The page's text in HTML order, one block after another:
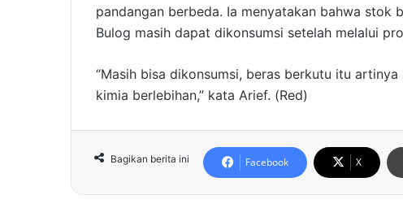
pandangan berbeda. Ia menyatakan bahwa stok
Bulog masih dapat dikonsumsi setelah melalui
“Masih bisa dikonsumsi, beras berkutu itu
kimia berlebihan,” kata Arief. (Red)
Bagikan berita ini Facebook X